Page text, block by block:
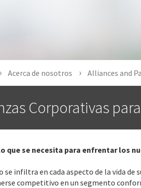
Acerca de nosotros Alliances and
Corporativas
que se necesita para enfrentar los
se infiltra en cada aspecto de la vida
competitivo en un segmento